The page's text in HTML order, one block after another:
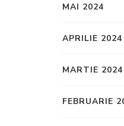
MAI 2024
APRILIE 2024
MARTIE 2024
FEBRUARIE